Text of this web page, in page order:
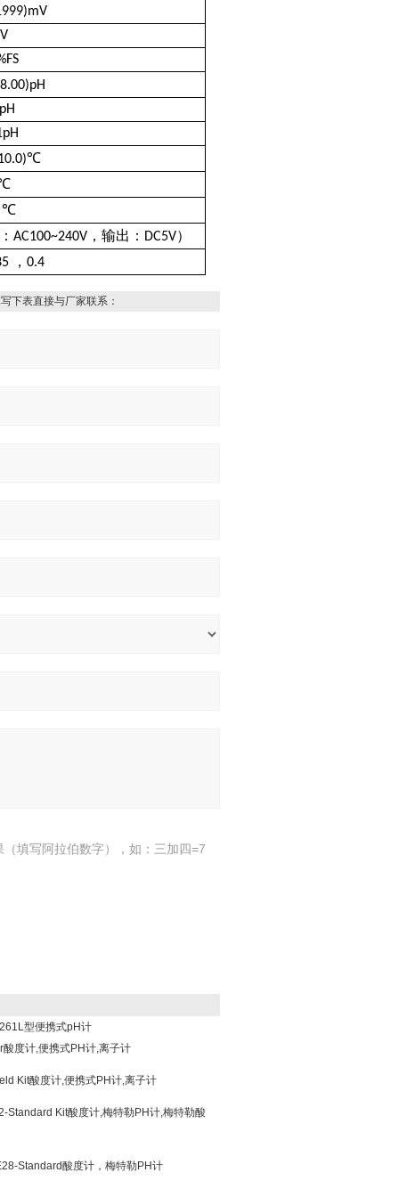
℃
℃
AC100~240V，输出： DC5V）
， 0.4
下表直接与厂家联系：
（填写阿拉伯数字），如：三加四=7
型便携式pH计
度计,便携式PH计,离子计
Kit酸度计,便携式PH计,离子计
Standard Kit酸度计,梅特勒PH计,梅特勒酸
Standard酸度计，梅特勒PH计